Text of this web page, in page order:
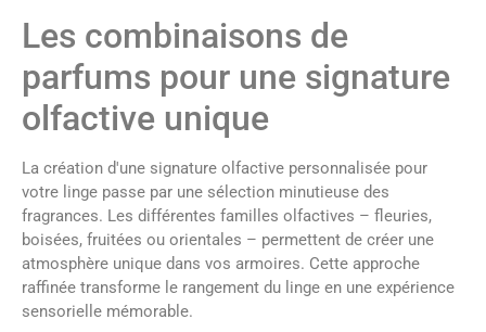
Les combinaisons de
parfums pour une signature
olfactive unique
La création d'une signature olfactive personnalisée pour
votre linge passe par une sélection minutieuse des
fragrances. Les différentes familles olfactives – fleuries,
boisées, fruitées ou orientales – permettent de créer une
atmosphère unique dans vos armoires. Cette approche
raffinée transforme le rangement du linge en une expérience
sensorielle mémorable.